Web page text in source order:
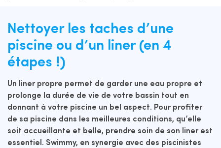
Nettoyer les taches d’une
piscine ou d’un liner (en 4
étapes !)
Un liner propre permet de garder une eau propre et
prolonge la durée de vie de votre bassin tout en
donnant à votre piscine un bel aspect. Pour profiter
de sa piscine dans les meilleures conditions, qu’elle
soit accueillante et belle, prendre soin de son liner est
essentiel. Swimmy, en synergie avec des piscinistes